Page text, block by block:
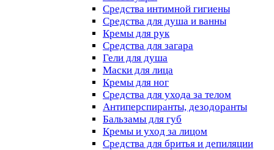
Средства интимной гигиены
Средства для душа и ванны
Кремы для рук
Средства для загара
Гели для душа
Маски для лица
Кремы для ног
Средства для ухода за телом
Антиперспиранты, дезодоранты
Бальзамы для губ
Кремы и уход за лицом
Средства для бритья и депиляции